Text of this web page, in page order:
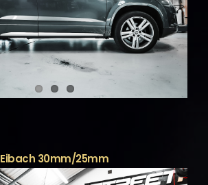
Eibach 30mm/25mm